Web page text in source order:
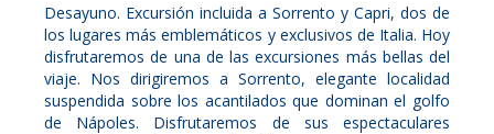
Desayuno. Excursión incluida a Sorrento y Capri, dos de
los lugares más emblemáticos y exclusivos de Italia. Hoy
disfrutaremos de una de las excursiones más bellas del
viaje. Nos dirigiremos a Sorrento, elegante localidad
suspendida sobre los acantilados que dominan el golfo
de Nápoles. Disfrutaremos de sus espectaculares